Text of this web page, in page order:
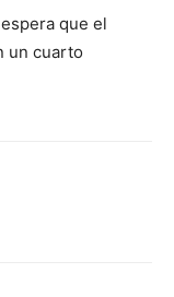
que el
un cuarto